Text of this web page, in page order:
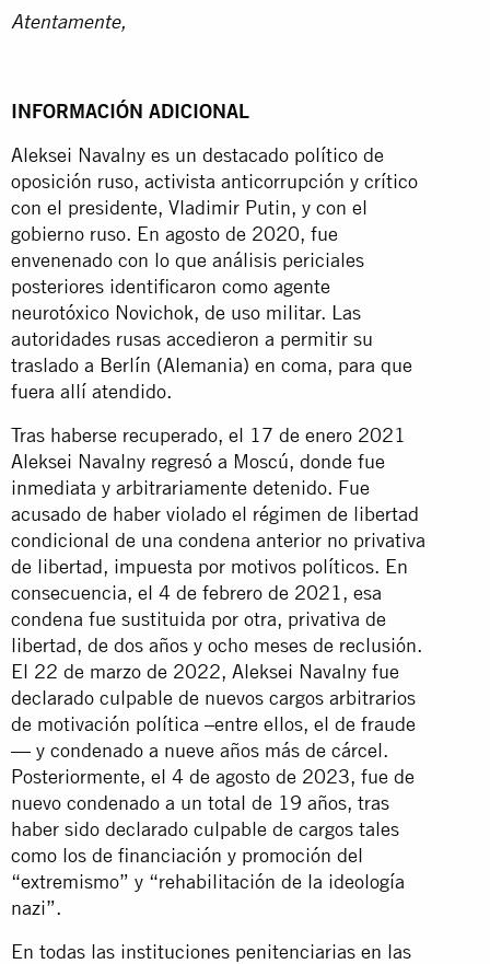
Atentamente,
INFORMACIÓN ADICIONAL
Aleksei Navalny es un destacado político de
oposición ruso, activista anticorrupción y crítico
con el presidente, Vladimir Putin, y con el
gobierno ruso. En agosto de 2020, fue
envenenado con lo que análisis periciales
posteriores identificaron como agente
neurotóxico Novichok, de uso militar. Las
autoridades rusas accedieron a permitir su
traslado a Berlín (Alemania) en coma, para que
fuera allí atendido.
Tras haberse recuperado, el 17 de enero 2021
Aleksei Navalny regresó a Moscú, donde fue
inmediata y arbitrariamente detenido. Fue
acusado de haber violado el régimen de libertad
condicional de una condena anterior no privativa
de libertad, impuesta por motivos políticos. En
consecuencia, el 4 de febrero de 2021, esa
condena fue sustituida por otra, privativa de
libertad, de dos años y ocho meses de reclusión.
El 22 de marzo de 2022, Aleksei Navalny fue
declarado culpable de nuevos cargos arbitrarios
de motivación política –entre ellos, el de fraude
— y condenado a nueve años más de cárcel.
Posteriormente, el 4 de agosto de 2023, fue de
nuevo condenado a un total de 19 años, tras
haber sido declarado culpable de cargos tales
como los de financiación y promoción del
“extremismo” y “rehabilitación de la ideología
nazi”.
En todas las instituciones penitenciarias en las